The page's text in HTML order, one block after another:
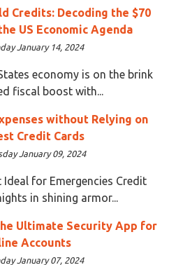
Credits: Decoding the $70
US Economic Agenda
January 14, 2024
economy is on the brink
fiscal boost with...
without Relying on
Credit Cards
January 09, 2024
Ideal for Emergencies Credit
in shining armor...
Ultimate Security App for
Accounts
January 07, 2024